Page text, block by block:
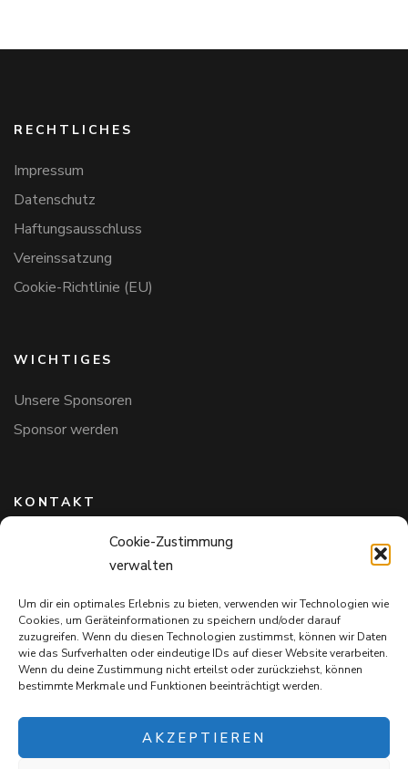
Cookie-Zustimmung
verwalten
Um dir ein optimales Erlebnis zu bieten, verwenden wir Technologien wie
Cookies, um Geräteinformationen zu speichern und/oder darauf
zuzugreifen. Wenn du diesen Technologien zustimmst, können wir Daten
wie das Surfverhalten oder eindeutige IDs auf dieser Website verarbeiten.
Wenn du deine Zustimmung nicht erteilst oder zurückziehst, können
bestimmte Merkmale und Funktionen beeinträchtigt werden.
AKZEPTIEREN
RECHTLICHES
Impressum
Datenschutz
Haftungsausschluss
Vereinssatzung
Cookie-Richtlinie (EU)
WICHTIGES
Unsere Sponsoren
Sponsor werden
KONTAKT
Hundefreunde in Bayern e.V.
Markus Willi Ebert
97711 Maßbach
+49 172 85 64 937
Hundefreundeinbayern@web.de